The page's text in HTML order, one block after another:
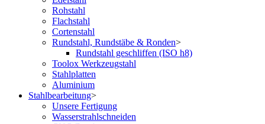
Rohstahl
Flachstahl
Cortenstahl
Rundstahl, Rundstäbe & Ronden>
Rundstahl geschliffen (ISO h8)
Toolox Werkzeugstahl
Stahlplatten
Aluminium
Stahlbearbeitung>
Unsere Fertigung
Wasserstrahlschneiden